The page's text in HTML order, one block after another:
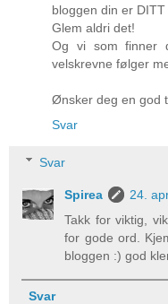
bloggen din er
Glem aldri det!
Og vi som finner
velskrevne følger
Ønsker deg en god
Svar
Svar
Spirea
24.
Takk for viktig,
for gode ord.
bloggen :) god
Svar